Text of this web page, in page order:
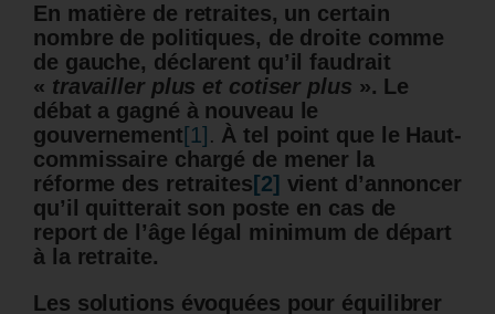
En matière de retraites, un certain
nombre de politiques, de droite comme
de gauche, déclarent qu’il faudrait
« travailler plus et cotiser plus ». Le
débat a gagné à nouveau le
gouvernement[1] . À tel point que le Haut-
commissaire chargé de mener la
réforme des retraites [2] vient d’annoncer
qu’il quitterait son poste en cas de
report de l’âge légal minimum de départ
à la retraite.
Les solutions évoquées pour équilibrer